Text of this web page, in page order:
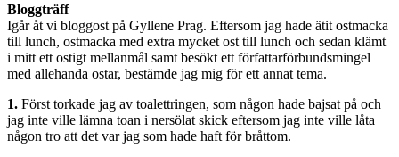
Bloggträff
Igår åt vi bloggost på Gyllene Prag. Eftersom jag hade ätit ostmacka
till lunch, ostmacka med extra mycket ost till lunch och sedan klämt
i mitt ett ostigt mellanmål samt besökt ett författarförbundsmingel
med allehanda ostar, bestämde jag mig för ett annat tema.
1. Först torkade jag av toalettringen, som någon hade bajsat på och
jag inte ville lämna toan i nersölat skick eftersom jag inte ville låta
någon tro att det var jag som hade haft för bråttom.